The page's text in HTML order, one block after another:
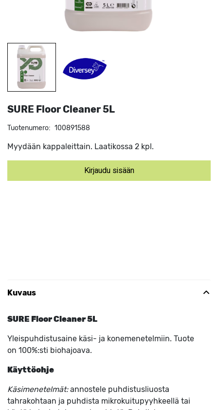
SURE Floor Cleaner 5L
Tuotenumero: 100891588
Myydään kappaleittain. Laatikossa 2 kpl.
Kirjaudu sisään
Kuvaus
SURE Floor Cleaner 5L
Yleispuhdistusaine käsi- ja konemenetelmiin. Tuote
on 100%:sti biohajoava.
Käyttöohje
Käsimenetelmät:annostele puhdistusliuosta
tahrakohtaan ja puhdista mikrokuitupyyhkeellä tai